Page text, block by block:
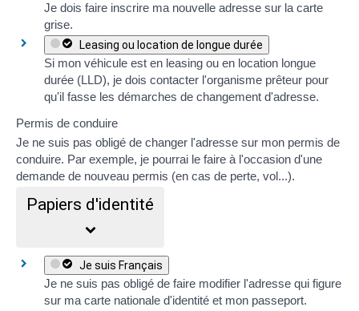
Je dois faire inscrire ma nouvelle adresse sur la carte
grise.
Leasing ou location de longue durée
Si mon véhicule est en leasing ou en location longue
durée (LLD), je dois contacter l'organisme prêteur pour
qu'il fasse les démarches de changement d'adresse.
Permis de conduire
Je ne suis pas obligé de changer l'adresse sur mon permis de
conduire. Par exemple, je pourrai le faire à l'occasion d'une
demande de nouveau permis (en cas de perte, vol...).
Papiers d'identité
Je suis Français
Je ne suis pas obligé de faire modifier l'adresse qui figure
sur ma carte nationale d'identité et mon passeport.